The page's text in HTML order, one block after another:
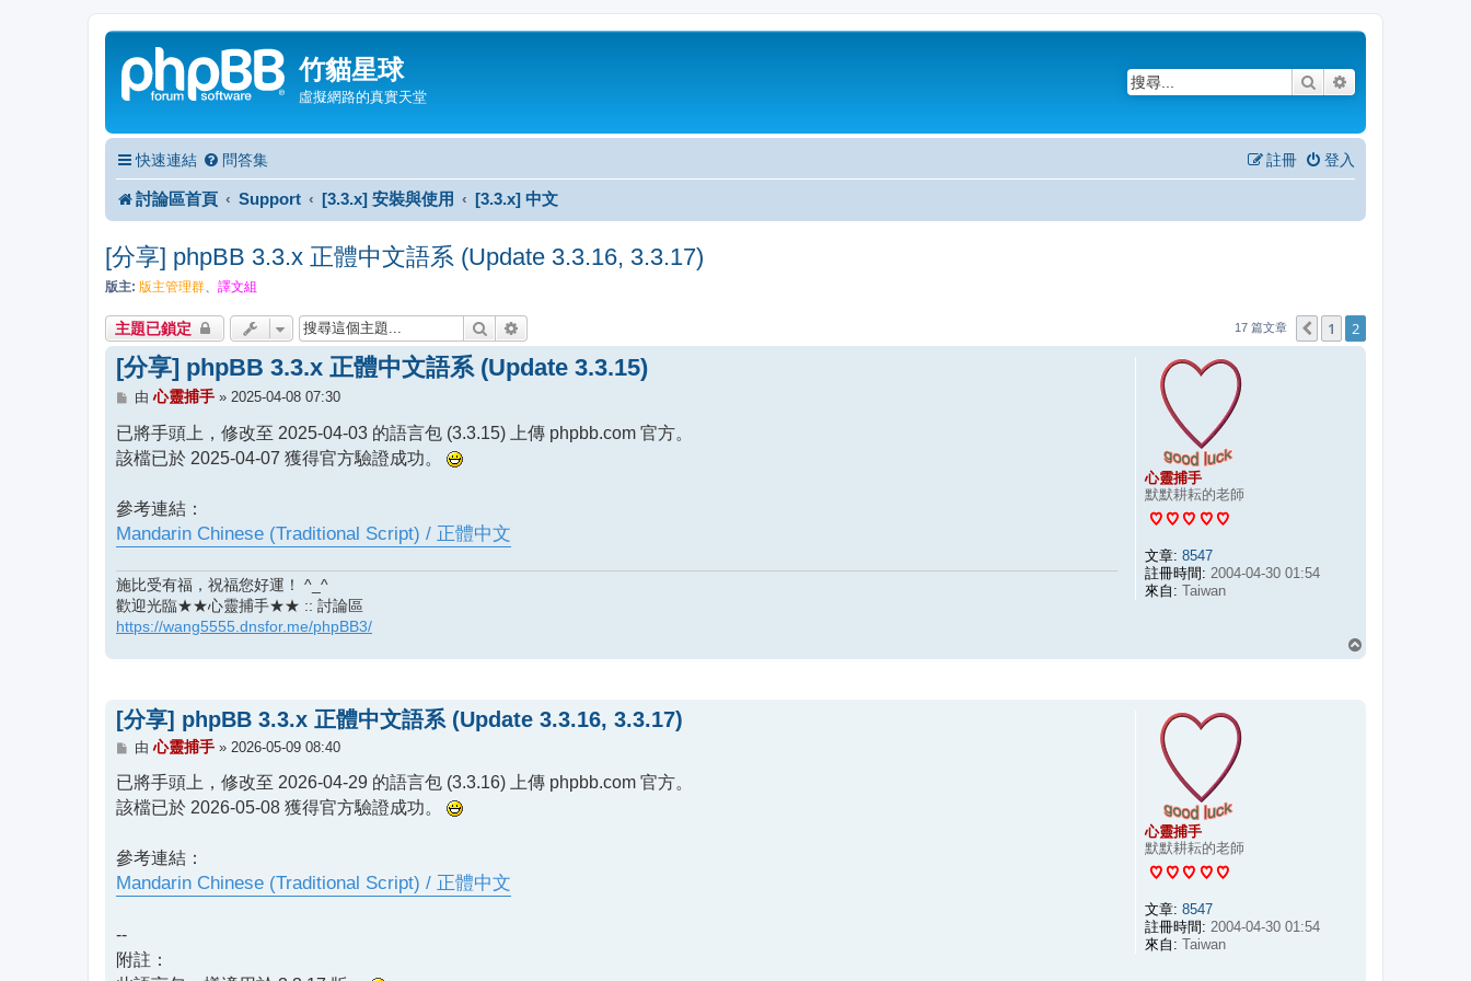
竹貓星球
虛擬網路的真實天堂
搜尋
快速連結 問答集 登入
註冊
討論區首頁 Support [3.3.x] 安裝與使用 [3.3.x] 中文
[分享] phpBB 3.3.x 正體中文語系 (Update 3.3.16, 3.3.17)
版主: 版主管理群 譯文組
主題已鎖定 搜尋 17 篇文章 上一頁
1 2
心靈捕手
默默耕耘的老師
文章: 8547
註冊時間: 2004-04-30 01:54
來自: Taiwan
[分享] phpBB 3.3.x 正體中文語系 (Update 3.3.15)
文
由 心靈捕手» 2025-04-08 07:30
已將手頭上，修改至 2025-04-03 的語言包 (3.3.15) 上傳 phpbb.com 官方。
該檔已於 2025-04-07 獲得官方驗證成功。
參考連結：
Mandarin Chinese (Traditional Script) / 正體中文
施比受有福，祝福您好運！ ^_^
歡迎光臨★★心靈捕手★★ :: 討論區
https://wang5555.dnsfor.me/phpBB3/
心靈捕手
默默耕耘的老師
文章: 8547
註冊時間: 2004-04-30 01:54
來自: Taiwan
[分享] phpBB 3.3.x 正體中文語系 (Update 3.3.16, 3.3.17)
文
由 心靈捕手» 2026-05-09 08:40
已將手頭上，修改至 2026-04-29 的語言包 (3.3.16) 上傳 phpbb.com 官方。
該檔已於 2026-05-08 獲得官方驗證成功。
參考連結：
Mandarin Chinese (Traditional Script) / 正體中文
--
附註：